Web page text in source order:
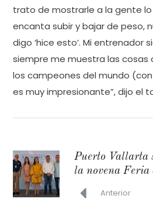
trato de mostrarle a la gente lo
encanta subir y bajar de peso,
digo ‘hice esto’. Mi entrenador
siempre me muestra las cosas
los campeones del mundo
es muy impresionante”, dijo el
Puerto Vallarta
la novena Feria
Anterior